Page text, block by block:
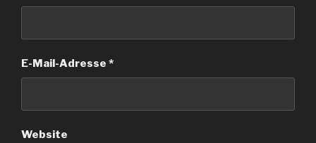
E-Mail-Adresse *
Website